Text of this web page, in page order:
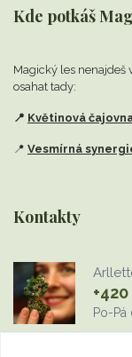
Kde potkáš
Magický les nenajdeš
osahat tady:
📍 Květinová
📍 Vesmírná
Kontakty
Po-